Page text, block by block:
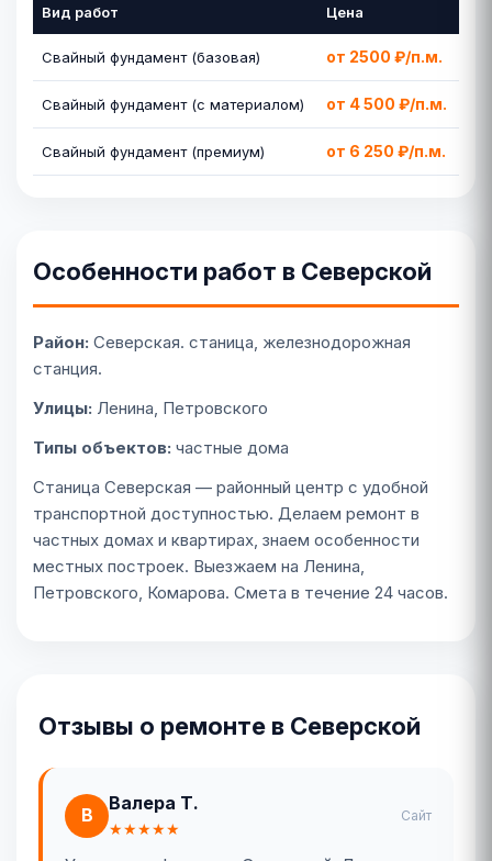
Вид работ Цена
Свайный фундамент (базовая) от 2500 ₽/п.м.
Свайный фундамент (с материалом) от 4 500 ₽/п.м.
Свайный фундамент (премиум) от 6 250 ₽/п.м.
Особенности работ в Северской
Район: Северская. станица, железнодорожная
станция.
Улицы: Ленина, Петровского
Типы объектов: частные дома
Станица Северская — районный центр с удобной
транспортной доступностью. Делаем ремонт в
частных домах и квартирах, знаем особенности
местных построек. Выезжаем на Ленина,
Петровского, Комарова. Смета в течение 24 часов.
Отзывы о ремонте в Северской
В
Валера Т.
★★★★★
Сайт